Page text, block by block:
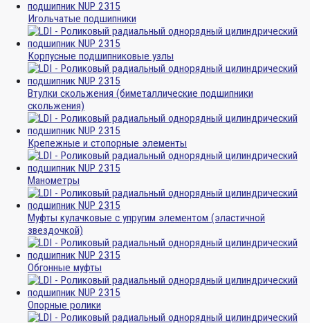
Игольчатые подшипники
Корпусные подшипниковые узлы
Втулки скольжения (биметаллические подшипники
скольжения)
Крепежные и стопорные элементы
Манометры
Муфты кулачковые с упругим элементом (эластичной
звездочкой)
Обгонные муфты
Опорные ролики